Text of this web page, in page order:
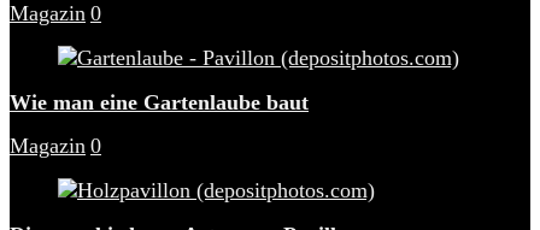
Magazin 0
Wie man eine Gartenlaube baut
Magazin 0